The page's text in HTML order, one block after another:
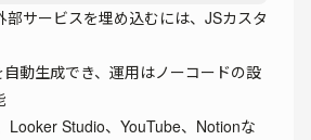
サービスを埋め込むには、JSカスタ
動生成でき、運用はノーコードの設
Looker Studio、YouTube、Notionな